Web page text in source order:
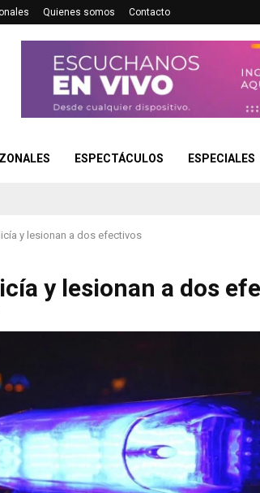
Quienes somos Contacto
ZONALES ESPECTÁCULOS ESPECIALES
y lesionan a dos efectivos
y lesionan a dos